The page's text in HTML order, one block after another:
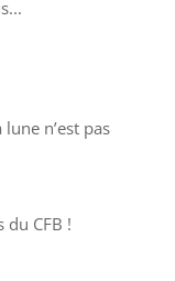
n’est pas
du CFB !